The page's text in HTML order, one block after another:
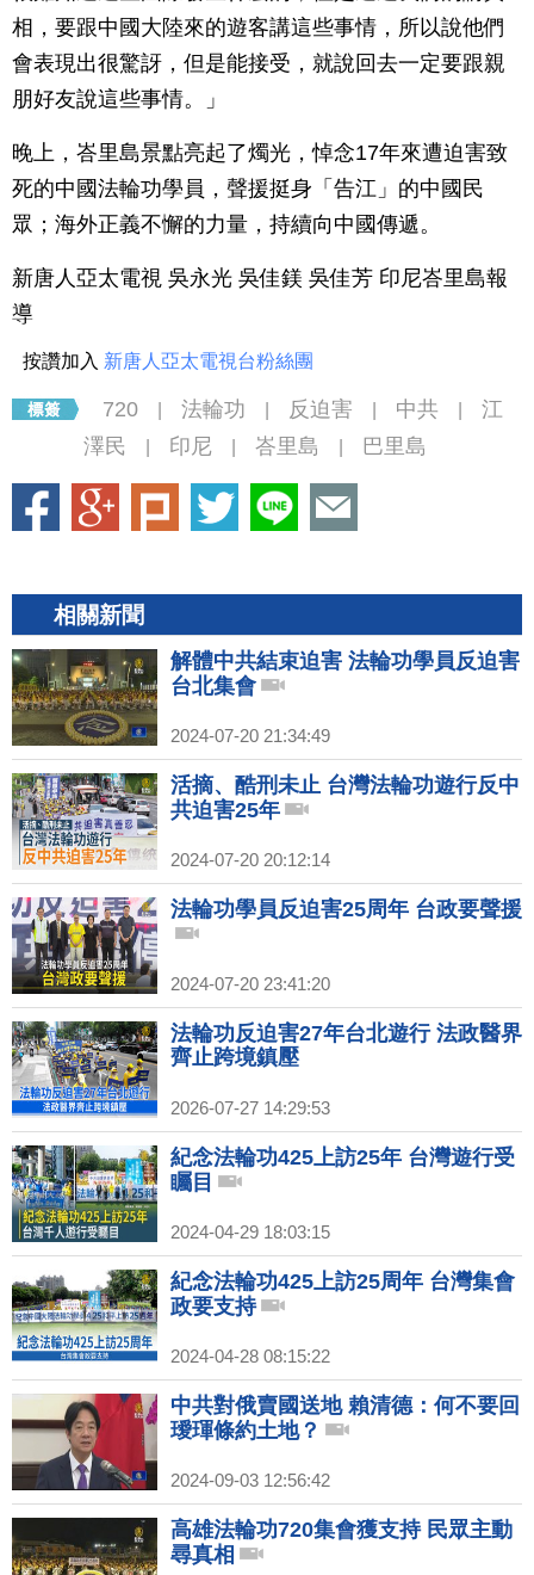
相，要跟中國大陸來的遊客講這些事情，所以說他們
會表現出很驚訝，但是能接受，就說回去一定要跟親
朋好友說這些事情。」
晚上，峇里島景點亮起了燭光，悼念17年來遭迫害致
死的中國法輪功學員，聲援挺身「告江」的中國民
眾；海外正義不懈的力量，持續向中國傳遞。
新唐人亞太電視 吳永光 吳佳鎂 吳佳芳 印尼峇里島報
導
按讚加入 新唐人亞太電視台粉絲團
720 法輪功 反迫害 中共
江
澤民
印尼 峇里島 巴里島
相關新聞
解體中共結束迫害 法輪功學員反迫害
台北集會
2024-07-20 21:34:49
活摘、酷刑未止 台灣法輪功遊行反中
共迫害25年
2024-07-20 20:12:14
法輪功學員反迫害25周年 台政要聲援
2024-07-20 23:41:20
法輪功反迫害27年台北遊行 法政醫界
齊止跨境鎮壓
2026-07-27 14:29:53
紀念法輪功425上訪25年 台灣遊行受
矚目
2024-04-29 18:03:15
紀念法輪功425上訪25周年 台灣集會
政要支持
2024-04-28 08:15:22
中共對俄賣國送地 賴清德：何不要回
璦琿條約土地？
2024-09-03 12:56:42
高雄法輪功720集會獲支持 民眾主動
尋真相